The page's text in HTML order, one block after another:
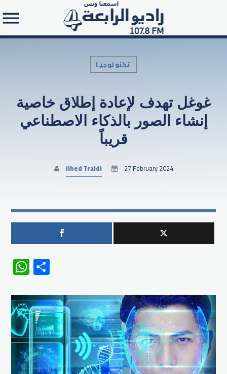
Search in the website:
تكنولوجيا
غوغل تهدف لإعادة إطلاق خاصية
إنشاء الصور بالذكاء الاصطناعي
قريباً
Jihed Traidi 27 February 2024
WhatsApp